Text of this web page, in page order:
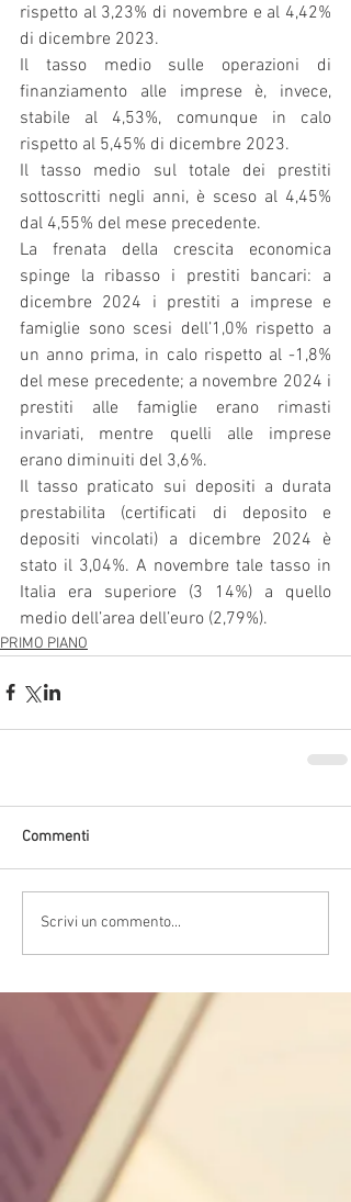
rispetto al 3,23% di novembre e al 4,42%
di dicembre 2023.
Il tasso medio sulle operazioni di
finanziamento alle imprese è, invece,
stabile al 4,53%, comunque in calo
rispetto al 5,45% di dicembre 2023.
Il tasso medio sul totale dei prestiti
sottoscritti negli anni, è sceso al 4,45%
dal 4,55% del mese precedente.
La frenata della crescita economica
spinge la ribasso i prestiti bancari: a
dicembre 2024 i prestiti a imprese e
famiglie sono scesi dell’1,0% rispetto a
un anno prima, in calo rispetto al -1,8%
del mese precedente; a novembre 2024 i
prestiti alle famiglie erano rimasti
invariati, mentre quelli alle imprese
erano diminuiti del 3,6%.
Il tasso praticato sui depositi a durata
prestabilita (certificati di deposito e
depositi vincolati) a dicembre 2024 è
stato il 3,04%. A novembre tale tasso in
Italia era superiore (3 14%) a quello
medio dell’area dell’euro (2,79%).
PRIMO PIANO
Commenti
Scrivi un commento...